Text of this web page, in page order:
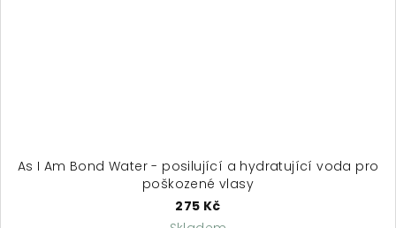
As I Am Bond Water - posilující a hydratující voda pro
poškozené vlasy
275 Kč